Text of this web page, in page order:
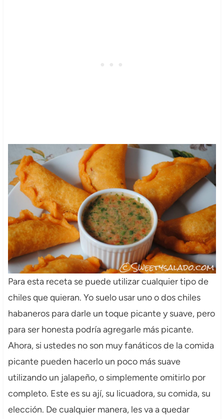
Para esta receta se puede utilizar cualquier tipo de
chiles que quieran. Yo suelo usar uno o dos chiles
habaneros para darle un toque picante y suave, pero
para ser honesta podría agregarle más picante.
Ahora, si ustedes no son muy fanáticos de la comida
picante pueden hacerlo un poco más suave
utilizando un jalapeño, o simplemente omitirlo por
completo. Este es su ají, su licuadora, su comida, su
elección. De cualquier manera, les va a quedar